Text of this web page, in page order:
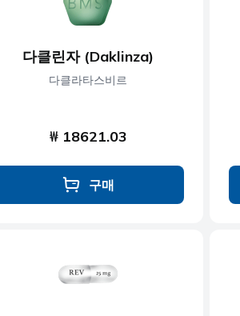
다클린자 (Daklinza)
다클라타스비르
₩ 18621.03
구매